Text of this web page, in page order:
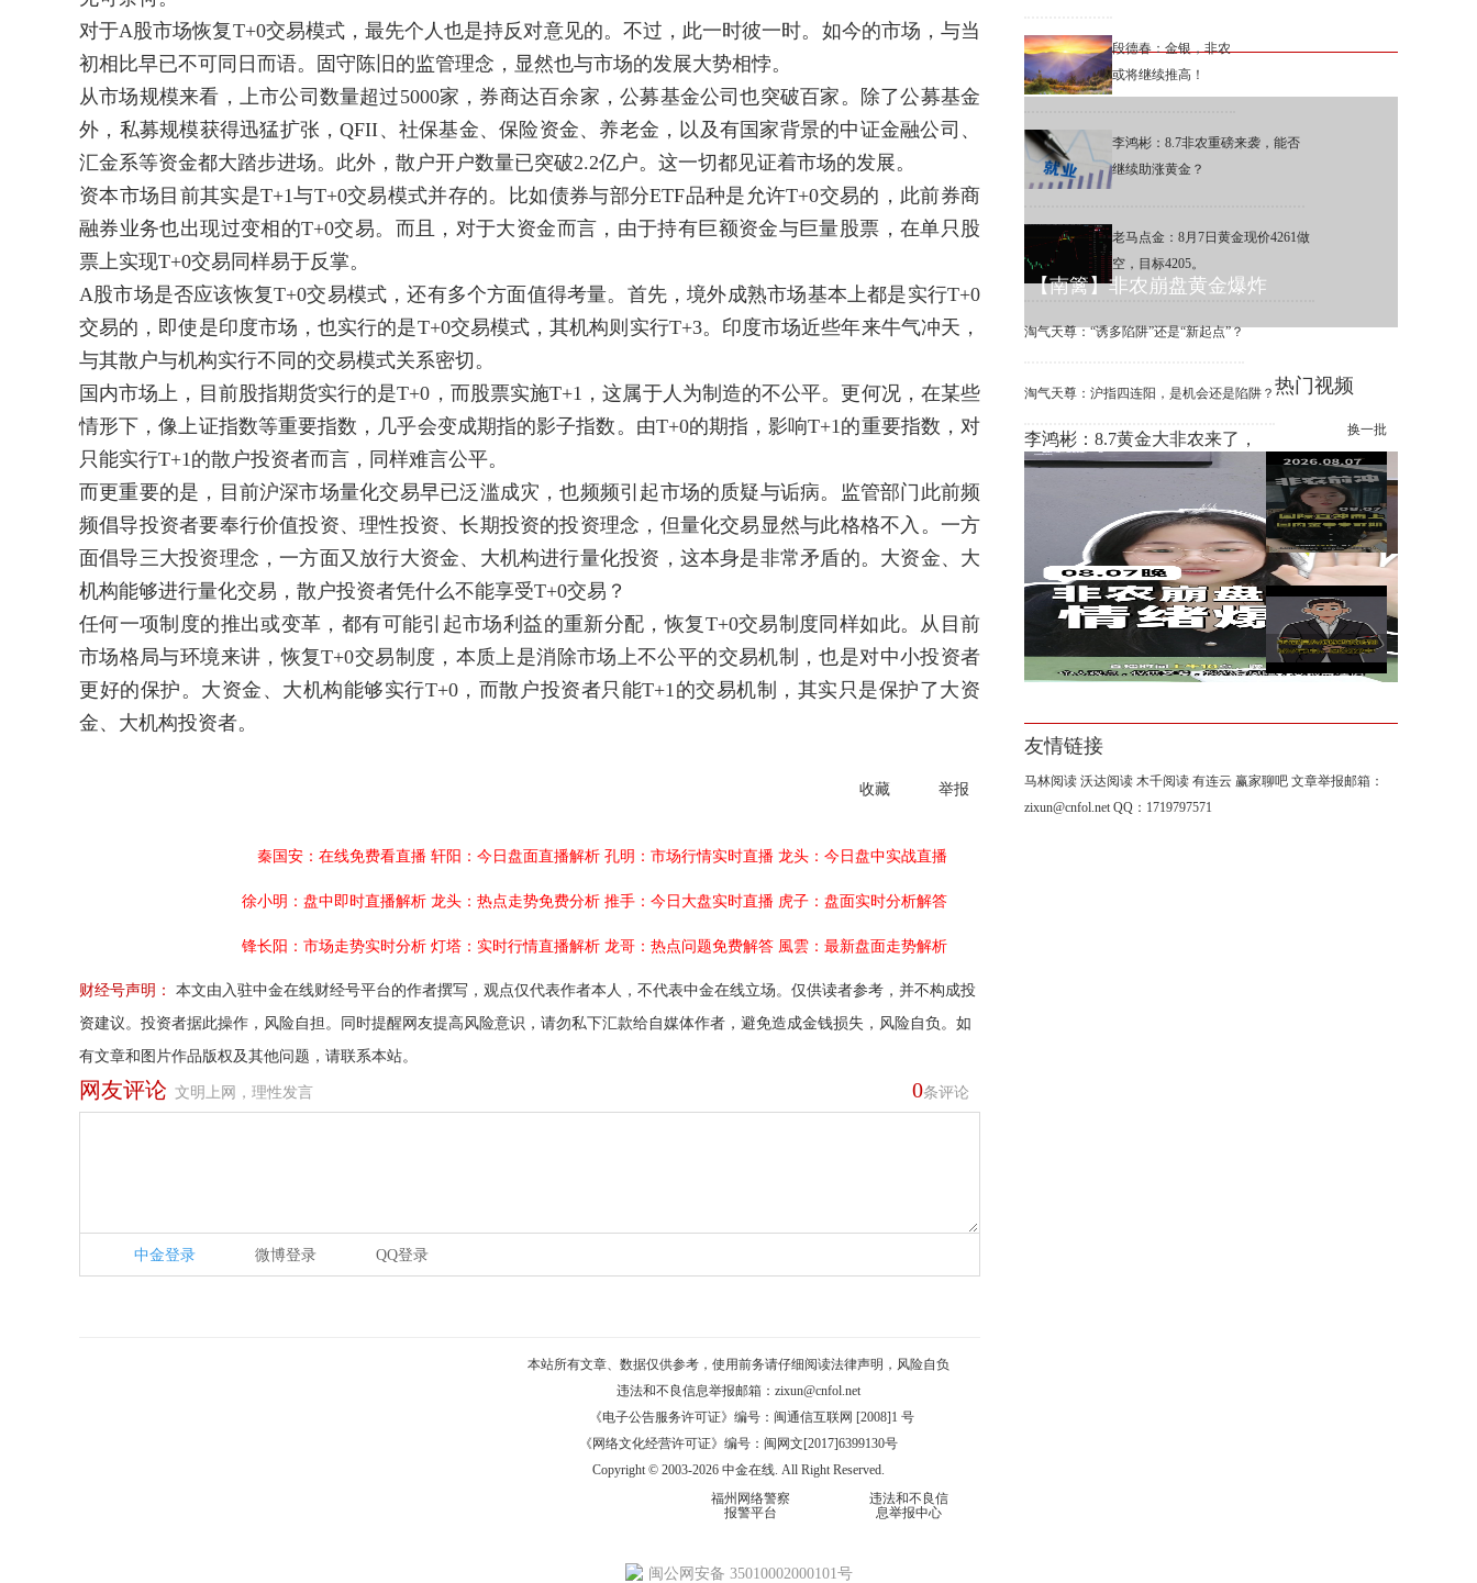
对于A股市场恢复T+0交易模式，最先个人也是持反对意见的。不过，此一时彼一时。如今的市场，与当
初相比早已不可同日而语。固守陈旧的监管理念，显然也与市场的发展大势相悖。
从市场规模来看，上市公司数量超过5000家，券商达百余家，公募基金公司也突破百家。除了公募基金
外，私募规模获得迅猛扩张，QFII、社保基金、保险资金、养老金，以及有国家背景的中证金融公司、
汇金系等资金都大踏步进场。此外，散户开户数量已突破2.2亿户。这一切都见证着市场的发展。
资本市场目前其实是T+1与T+0交易模式并存的。比如债券与部分ETF品种是允许T+0交易的，此前券商
融券业务也出现过变相的T+0交易。而且，对于大资金而言，由于持有巨额资金与巨量股票，在单只股
票上实现T+0交易同样易于反掌。
A股市场是否应该恢复T+0交易模式，还有多个方面值得考量。首先，境外成熟市场基本上都是实行T+0
交易的，即使是印度市场，也实行的是T+0交易模式，其机构则实行T+3。印度市场近些年来牛气冲天，
与其散户与机构实行不同的交易模式关系密切。
国内市场上，目前股指期货实行的是T+0，而股票实施T+1，这属于人为制造的不公平。更何况，在某些
情形下，像上证指数等重要指数，几乎会变成期指的影子指数。由T+0的期指，影响T+1的重要指数，对
只能实行T+1的散户投资者而言，同样难言公平。
而更重要的是，目前沪深市场量化交易早已泛滥成灾，也频频引起市场的质疑与诟病。监管部门此前频
频倡导投资者要奉行价值投资、理性投资、长期投资的投资理念，但量化交易显然与此格格不入。一方
面倡导三大投资理念，一方面又放行大资金、大机构进行量化投资，这本身是非常矛盾的。大资金、大
机构能够进行量化交易，散户投资者凭什么不能享受T+0交易？
任何一项制度的推出或变革，都有可能引起市场利益的重新分配，恢复T+0交易制度同样如此。从目前
市场格局与环境来讲，恢复T+0交易制度，本质上是消除市场上不公平的交易机制，也是对中小投资者
更好的保护。大资金、大机构能够实行T+0，而散户投资者只能T+1的交易机制，其实只是保护了大资
金、大机构投资者。
收藏 举报
秦国安：在线免费看直播 轩阳：今日盘面直播解析 孔明：市场行情实时直播 龙头：今日盘中实战直播
徐小明：盘中即时直播解析 龙头：热点走势免费分析 推手：今日大盘实时直播 虎子：盘面实时分析解答
锋长阳：市场走势实时分析 灯塔：实时行情直播解析 龙哥：热点问题免费解答 風雲：最新盘面走势解析
财经号声明：
本文由入驻中金在线财经号平台的作者撰写，观点仅代表作者本人，不代表中金在线立场。仅供读者参考，并不构成投
资建议。投资者据此操作，风险自担。同时提醒网友提高风险意识，请勿私下汇款给自媒体作者，避免造成金钱损失，风险自负。如
有文章和图片作品版权及其他问题，请联系本站。
0条评论
网友评论 文明上网，理性发言
中金登录 微博登录 QQ登录
段德春：金银，非农
或将继续推高！
李鸿彬：8.7非农重磅来袭，能否
继续助涨黄金？
老马点金：8月7日黄金现价4261做
空，目标4205。
淘气天尊：“诱多陷阱”还是“新起点”？
淘气天尊：沪指四连阳，是机会还是陷阱？ 热门视频
换一批
【南篱】非农崩盘黄金爆炸
李鸿彬：8.7黄金大非农来了，
你看涨还是看跌？
【南篱】黄金想涨要注意
杨山海：8月非农进入倒计时阶
友情链接
马林阅读 沃达阅读 木千阅读 有连云 赢家聊吧 文章举报邮箱：
zixun@cnfol.net QQ：1719797571
本站所有文章、数据仅供参考，使用前务请仔细阅读法律声明 ，风险自负
违法和不良信息举报邮箱： zixun@cnfol.net
《电子公告服务许可证》编号：闽通信互联网 [2008]1 号
《网络文化经营许可证》编号：闽网文[2017]6399130号
Copyright © 2003-2026 中金在线. All Right Reserved.
福州网络警察
报警平台
违法和不良信
息举报中心
闽公网安备 35010002000101号